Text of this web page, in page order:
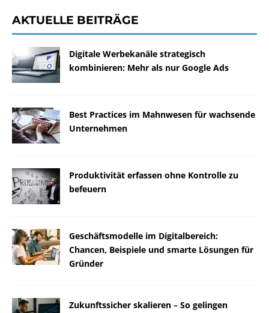
AKTUELLE BEITRÄGE
Digitale Werbekanäle strategisch
kombinieren: Mehr als nur Google Ads
Best Practices im Mahnwesen für wachsende
Unternehmen
Produktivität erfassen ohne Kontrolle zu
befeuern
Geschäftsmodelle im Digitalbereich:
Chancen, Beispiele und smarte Lösungen für
Gründer
Zukunftssicher skalieren – So gelingen